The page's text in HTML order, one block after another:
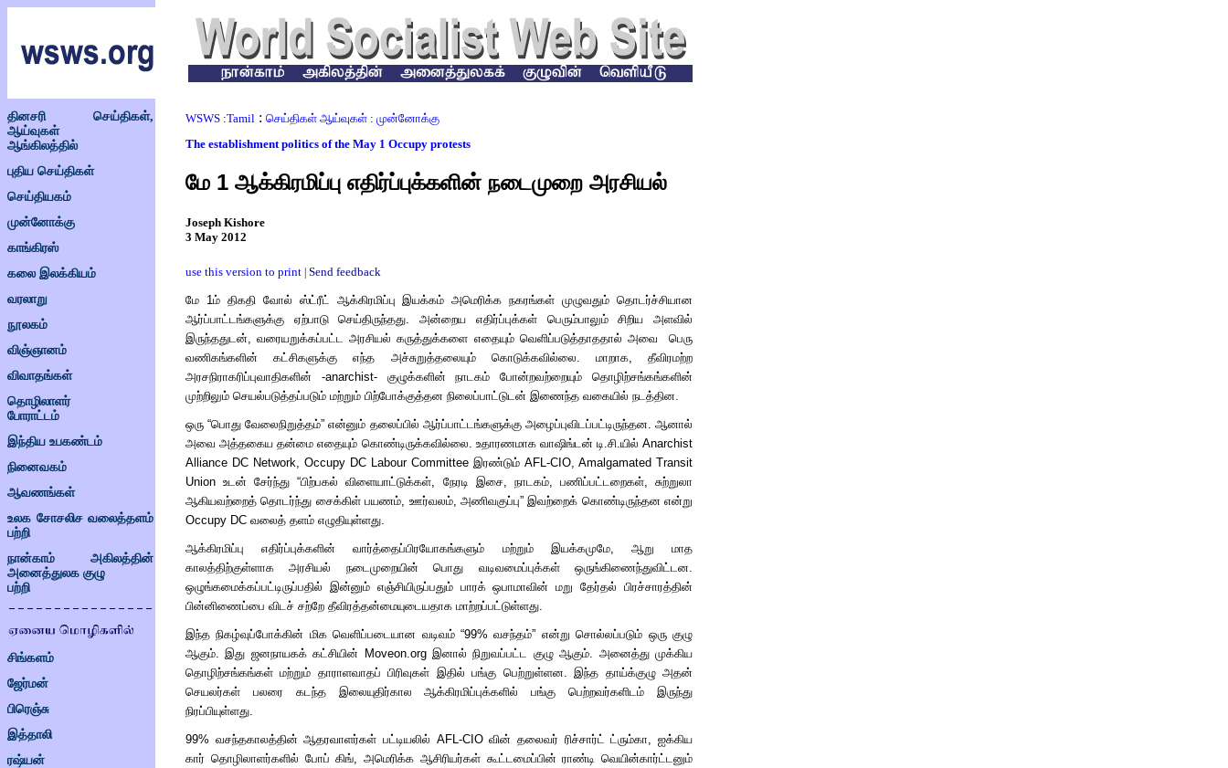
தினசரி செய்திகள்,
ஆய்வுகள்
ஆங்கிலத்தில்
புதிய செய்திகள்
செய்தியகம்
முன்னோக்கு
காங்கிரஸ்
கலை இலக்கியம்
வரலாறு
நூலகம்
விஞ்ஞானம்
விவாதங்கள்
தொழிலாளர்
போராட்டம்
இந்திய உபகண்டம்
நினைவகம்
ஆவணங்கள்
உலக சோசலிச வலைத்தளம்
பற்றி
நான்காம் அகிலத்தின்
அனைத்துலக குழு
பற்றி
சிங்களம்
ஜேர்மன்
பிரெஞ்சு
இத்தாலி
ரஷ்யன்
WSWS :Tamil : செய்திகள் ஆய்வுகள் : முன்னோக்கு
The establishment politics of the May 1 Occupy protests
மே ஆக்கிரமிப்பு எதிர்ப்புக்களின் நடைமுறை அரசியல்
Joseph Kishore
3 May 2012
use this version to print Send feedback
மே 1ம் திகதி வோல் ஸ்ட்ரீட் ஆக்கிரமிப்பு இயக்கம் அமெரிக்க நகரங்கள் முழுவதும் தொடர்ச்சியான
ஆர்ப்பாட்டங்களுக்கு ஏற்பாடு செய்திருந்தது. அன்றைய எதிர்ப்புக்கள் பெரும்பாலும் சிறிய அளவில்
இருந்ததுடன், வரையறுக்கப்பட்ட அரசியல் கருத்துக்களை எதையும் வெளிப்படுத்தாததால் அவை பெரு
வணிகங்களின் கட்சிகளுக்கு எந்த அச்சுறுத்தலையும் கொடுக்கவில்லை. மாறாக, தீவிரமற்ற
அரசநிராகரிப்புவாதிகளின் -anarchist- குழுக்களின் நாடகம் போன்றவற்றையும் தொழிற்சங்கங்களின்
முற்றிலும் செயல்படுத்தப்படும் மற்றும் பிற்போக்குத்தன நிலைப்பாட்டுடன் இணைந்த வகையில் நடத்தின.
ஒரு“பொது வேலைநிறுத்தம்”என்னும் தலைப்பில் ஆர்ப்பாட்டங்களுக்கு அழைப்புவிடப்பட்டிருந்தன. ஆனால்
அவை அத்தகைய தன்மை எதையும் கொண்டிருக்கவில்லை. உதாரணமாக வாஷிங்டன் டி.சி.யில் Anarchist
Alliance DC Network, Occupy DC Labour Committee இரண்டும் AFL-CIO, Amalgamated Transit
Unionஉடன் சேர்ந்து“பிற்பகல் விளையாட்டுக்கள், நேரடி இசை, நாடகம், பணிப்பட்டறைகள், சுற்றுலா
ஆகியவற்றைத் தொடர்ந்து சைக்கிள் பயணம், ஊர்வலம், அணிவகுப்பு”இவற்றைக் கொண்டிருந்தன என்று
Occupy DC வலைத் தளம் எழுதியுள்ளது.
ஆக்கிரமிப்பு எதிர்ப்புக்களின் வார்த்தைப்பிரயோகங்களும் மற்றும் இயக்கமுமே, ஆறு மாத
காலத்திற்குள்ளாக அரசியல் நடைமுறையின் பொது வடிவமைப்புக்கள் ஒருங்கிணைந்துவிட்டன.
ஒழுங்கமைக்கப்பட்டிருப்பதில் இன்னும் எஞ்சியிருப்பதும் பாரக் ஒபாமாவின் மறு தேர்தல் பிரச்சாரத்தின்
பின்னிணைப்பை விடச் சற்றே தீவிரத்தன்மையுடையதாக மாற்றப்பட்டுள்ளது.
இந்த நிகழ்வுப்போக்கின் மிக வெளிப்படையான வடிவம் “99% வசந்தம்” என்று சொல்லப்படும் ஒரு குழு
ஆகும். இது ஜனநாயகக் கட்சியின்
Moveon.orgஇனால் நிறுவப்பட்ட குழு ஆகும். அனைத்து முக்கிய
தொழிற்சங்கங்கள் மற்றும் தாராளவாதப் பிரிவுகள் இதில் பங்கு பெற்றுள்ளன. இந்த தாய்க்குழு அதன்
செயலர்கள் பலரை கடந்த இலையுதிர்கால ஆக்கிரமிப்புக்களில் பங்கு பெற்றவர்களிடம் இருந்து
நிரப்பியுள்ளது.
99% வசந்தகாலத்தின் ஆதரவாளர்கள் பட்டியலில் AFL-CIOவின் தலைவர் ரிச்சார்ட் ட்ரும்கா, ஐக்கிய
கார் தொழிலாளர்களில் போப் கிங், அமெரிக்க ஆசிரியர்கள் கூட்டமைப்பின் ராண்டி வெயின்கார்ட்டனும்